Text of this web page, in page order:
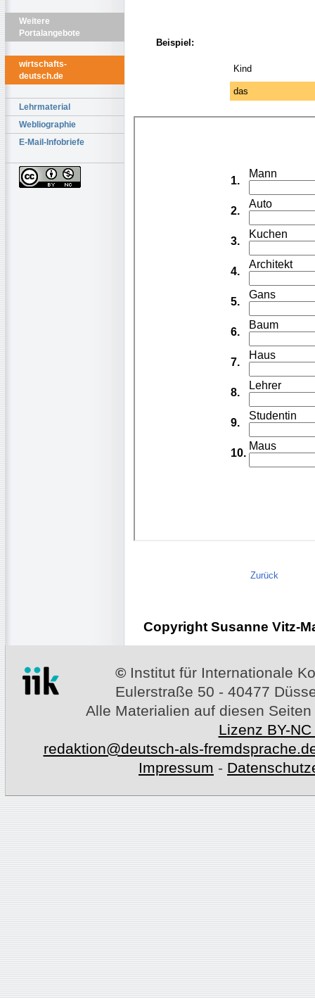
Weitere
Portalangebote
wirtschafts-
deutsch.de
Lehrmaterial
Webliographie
E-Mail-Infobriefe
Beispiel:
Kind
das
Zurück
Copyright Susanne Vitz-
© Institut für Internationale
Eulerstraße 50 - 40477
Alle Materialien auf diesen
Lizenz BY-
redaktion@deutsch-als-
Impressum -